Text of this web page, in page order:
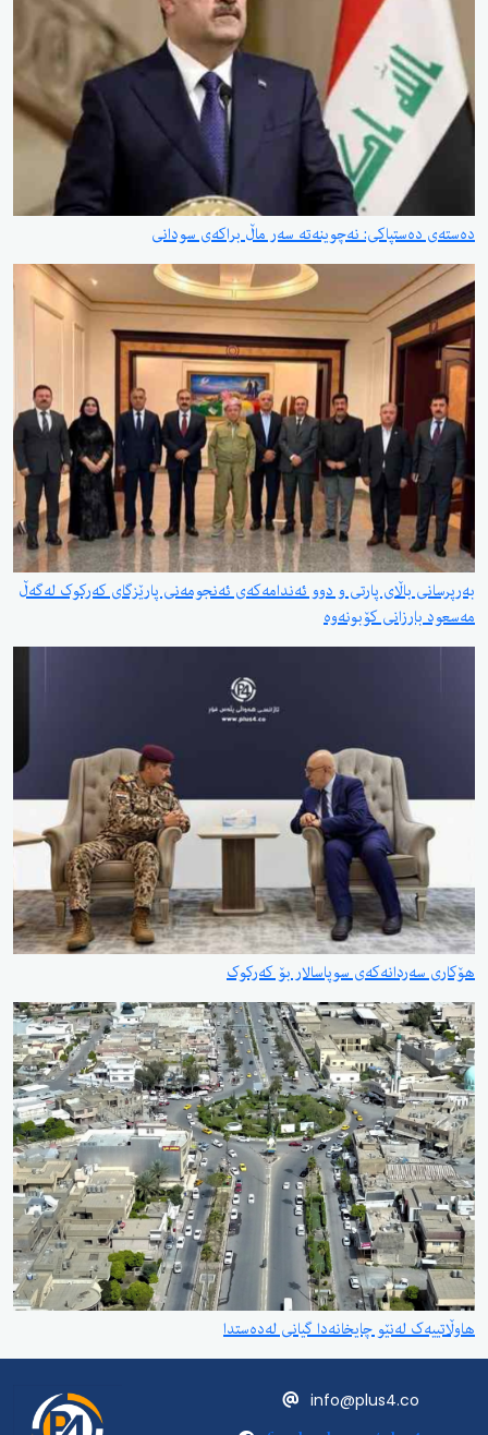
دەستەی دەستپاکی: نەچوینەتە سەر ماڵ براکەی سودانی
بەرپرسانی باڵای پارتی و دوو ئەندامەکەی ئەنجومەنی پارێزگای کەرکوک لەگەڵ
مەسعود بارزانی کۆبونەوە
هۆکاری سەردانەکەی سوپاسالار بۆ کەرکوک
هاوڵاتییەک لەنێو چایخانەدا گیانی لەدەستدا
info@plus4.co